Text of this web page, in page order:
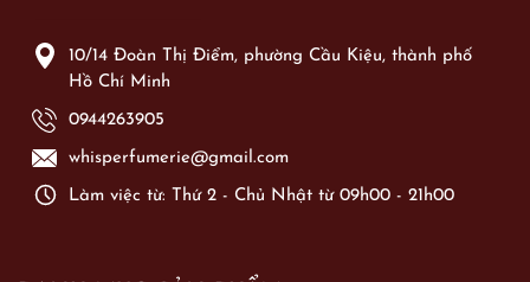
10/14 Đoàn Thị Điểm, phường Cầu Kiệu, thành phố
Hồ Chí Minh
0944263905
whisperfumerie@gmail.com
Làm việc từ: Thứ 2 - Chủ Nhật từ 09h00 - 21h00